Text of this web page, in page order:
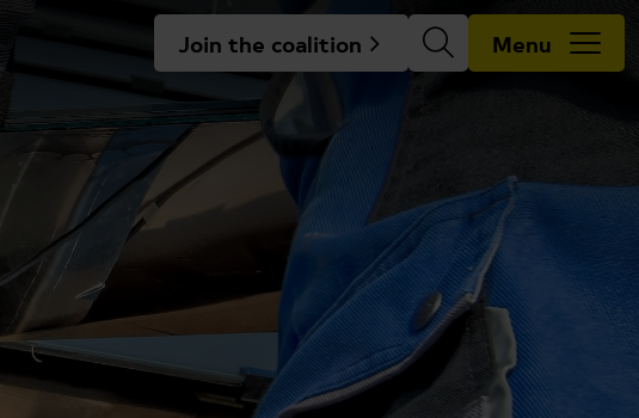
Join the coalition Menu